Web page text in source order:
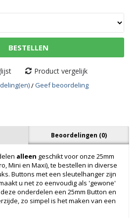
BESTELLEN
Product vergelijk
/Geef beoordeling
Beoordelingen (0)
alleen geschikt voor onze 25mm
Mini en Maxi), te bestellen in diverse
Buttons met een sleutelhanger zijn
u net zo eenvoudig als 'gewone'
onderdelen een 25mm Button en
zo simpel is het maken van een